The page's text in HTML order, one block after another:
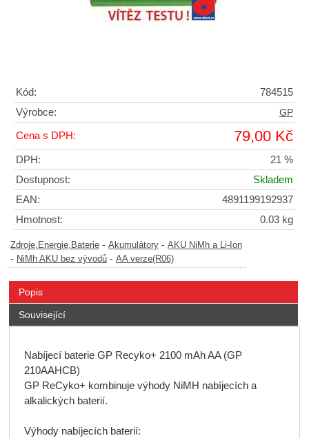
Kód:
784515
Výrobce:
GP
Cena s DPH: 79,00 Kč
DPH:
21 %
Dostupnost:
Skladem
EAN:
4891199192937
Hmotnost:
0.03 kg
Zdroje,Energie,Baterie - Akumulátory - AKU NiMh a Li-Ion
- NiMh AKU bez vývodů - AA verze(R06)
Popis
Související
Nabíjecí baterie GP Recyko+ 2100 mAh AA (GP
210AAHCB)
GP ReCyko+ kombinuje výhody NiMH nabíjecích a
alkalických baterií.
Výhody nabíjecích baterií: